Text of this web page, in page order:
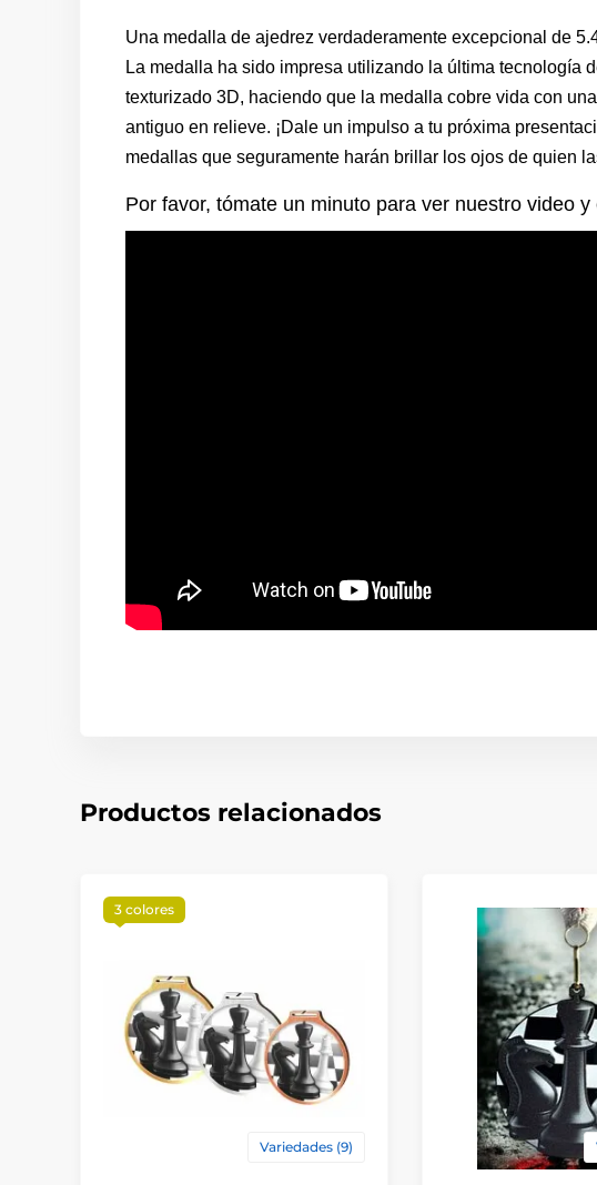
Una medalla de ajedrez verdaderamente excepcional de
La medalla ha sido impresa utilizando la última tecnología
texturizado 3D, haciendo que la medalla cobre vida con
antiguo en relieve. ¡Dale un impulso a tu próxima
medallas que seguramente harán brillar los ojos de quien
Por favor, tómate un minuto para ver nuestro video
Productos relacionados
3 colores
Variedades (9)